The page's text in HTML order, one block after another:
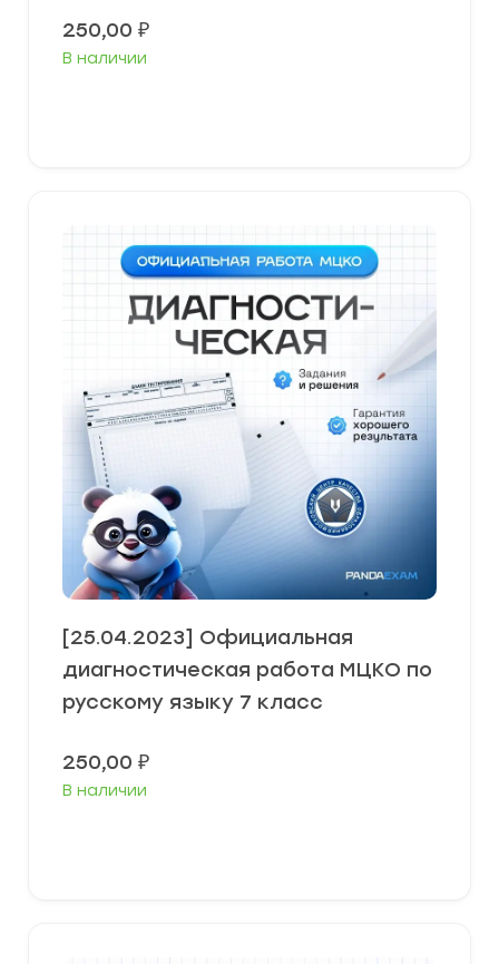
250,00 ₽
В наличии
[25.04.2023] Официальная
диагностическая работа МЦКО по
русскому языку 7 класс
250,00 ₽
В наличии